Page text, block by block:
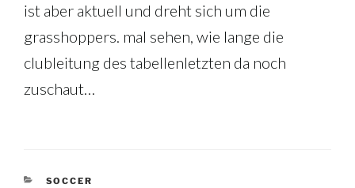
ist aber aktuell und dreht sich um die
grasshoppers. mal sehen, wie lange die
clubleitung des tabellenletzten da noch
zuschaut…
KATEGORIEN
SOCCER